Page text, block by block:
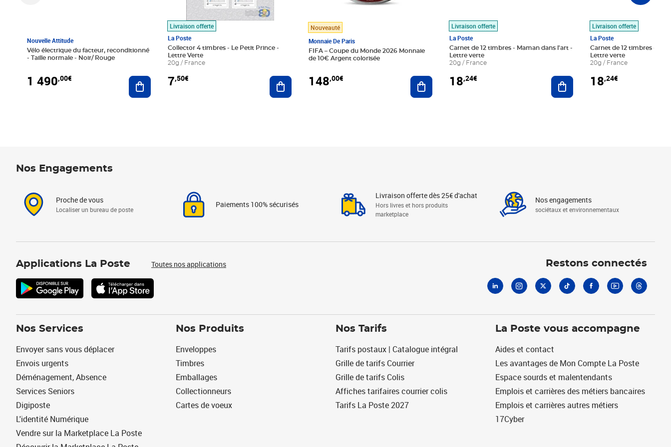
Nouvelle Attitude
Vélo électrique du facteur, reconditionné
- Taille normale - Noir/ Rouge
1 490,00€ Ajouter au panier
Livraison offerte
La Poste
Collector 4 timbres - Le Petit Prince -
Lettre Verte
20g / France
7,50€ Ajouter au panier
Nouveauté
Monnaie De Paris
FIFA – Coupe du Monde 2026 Monnaie
de 10€ Argent colorisée
148,00€ Ajouter au panier
Livraison offerte
La Poste
Carnet de 12 timbres - Maman dans l'art -
Lettre verte
20g / France
18,24€ Ajouter au panier
Livraison offerte
La Poste
Carnet de 12 timbres - Le
Lettre verte
20g / France
18,24€
Nos Engagements
Proche de vous
Localiser un bureau de poste
Paiements 100% sécurisés
Livraison offerte dès 25€ d'achat
Hors livres et hors produits
marketplace
Nos engagements
sociétaux et environnementaux
Applications La Poste Toutes nos applications Restons connectés
Nos Services
Envoyer sans vous déplacer
Envois urgents
Déménagement, Absence
Services Seniors
Digiposte
L'identité Numérique
Vendre sur la Marketplace La Poste
Nos Produits
Enveloppes
Timbres
Emballages
Collectionneurs
Cartes de voeux
Nos Tarifs
Tarifs postaux | Catalogue intégral
Grille de tarifs Courrier
Grille de tarifs Colis
Affiches tarifaires courrier colis
Tarifs La Poste 2027
La Poste vous accompagne
Aides et contact
Les avantages de Mon Compte La Poste
Espace sourds et malentendants
Emplois et carrières des métiers bancaires
Emplois et carrières autres métiers
17Cyber